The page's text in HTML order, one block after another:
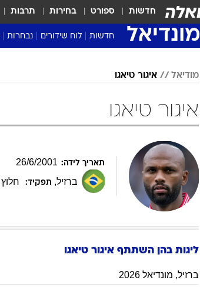
חדשות ספורט בחירות תרבות
מונדיאל חדשות לוח שידורים נבחרות
מודיאל איגור טיאגו
איגור טיאגו
תאריך לידה: 26/6/2001
ברזיל, תפקיד: חלוץ
ליגות בהן השתתף איגור טיאגו
ברזיל, מונדיאל 2026